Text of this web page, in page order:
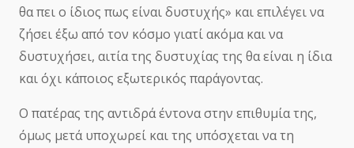
θα πει ο ίδιος πως είναι δυστυχής» και επιλέγει να
ζήσει έξω από τον κόσμο γιατί ακόμα και να
δυστυχήσει, αιτία της δυστυχίας της θα είναι η ίδια
και όχι κάποιος εξωτερικός παράγοντας.
Ο πατέρας της αντιδρά έντονα στην επιθυμία της,
όμως μετά υποχωρεί και της υπόσχεται να τη